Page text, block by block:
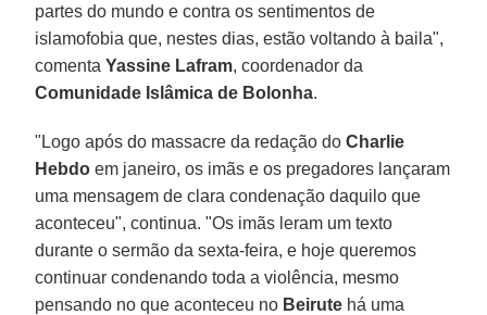
partes do mundo e contra os sentimentos de
islamofobia que, nestes dias, estão voltando à baila",
comentaYassine Lafram, coordenador da
Comunidade Islâmica de Bolonha.
"Logo após do massacre da redação doCharlie
Hebdo em janeiro, os imãs e os pregadores lançaram
uma mensagem de clara condenação daquilo que
aconteceu", continua. "Os imãs leram um texto
durante o sermão da sexta-feira, e hoje queremos
continuar condenando toda a violência, mesmo
pensando no que aconteceu no Beirute há uma